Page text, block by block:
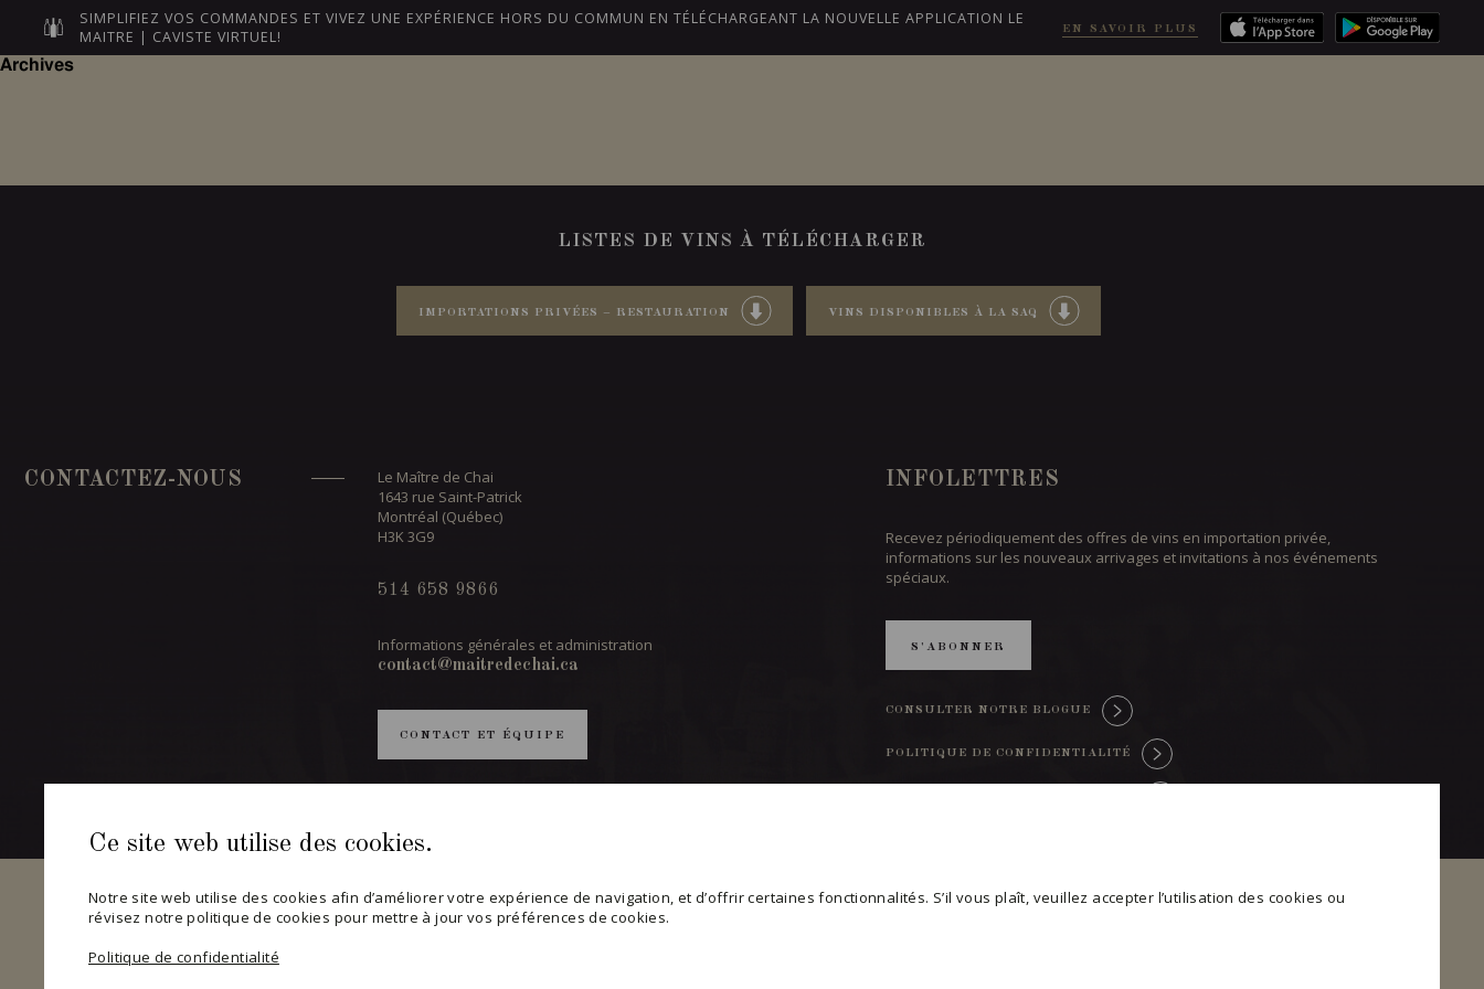
Ce site web utilise des cookies.
Notre site web utilise des cookies afin d’améliorer votre expérience de navigation, et d’offrir certaines fonctionnalités. S’il vous plaît, veuillez accepter l’utilisation des cookies ou
révisez notre politique de cookies pour mettre à jour vos préférences de cookies.
Politique de confidentialité
SIMPLIFIEZ VOS COMMANDES ET VIVEZ UNE EXPÉRIENCE HORS DU COMMUN EN TÉLÉCHARGEANT LA NOUVELLE APPLICATION LE
MAITRE | CAVISTE VIRTUEL!
EN SAVOIR PLUS
Archives
LISTES DE VINS À TÉLÉCHARGER
IMPORTATIONS PRIVÉES – RESTAURATION VINS DISPONIBLES À LA SAQ
CONTACTEZ-NOUS
Le Maître de Chai
1643 rue Saint-Patrick
Montréal (Québec)
H3K 3G9
514 658 9866
Informations générales et administration
contact@maitredechai.ca
CONTACT ET ÉQUIPE
INFOLETTRES
Recevez périodiquement des offres de vins en importation privée,
informations sur les nouveaux arrivages et invitations à nos événements
spéciaux.
S'ABONNER
CONSULTER NOTRE BLOGUE
POLITIQUE DE CONFIDENTIALITÉ